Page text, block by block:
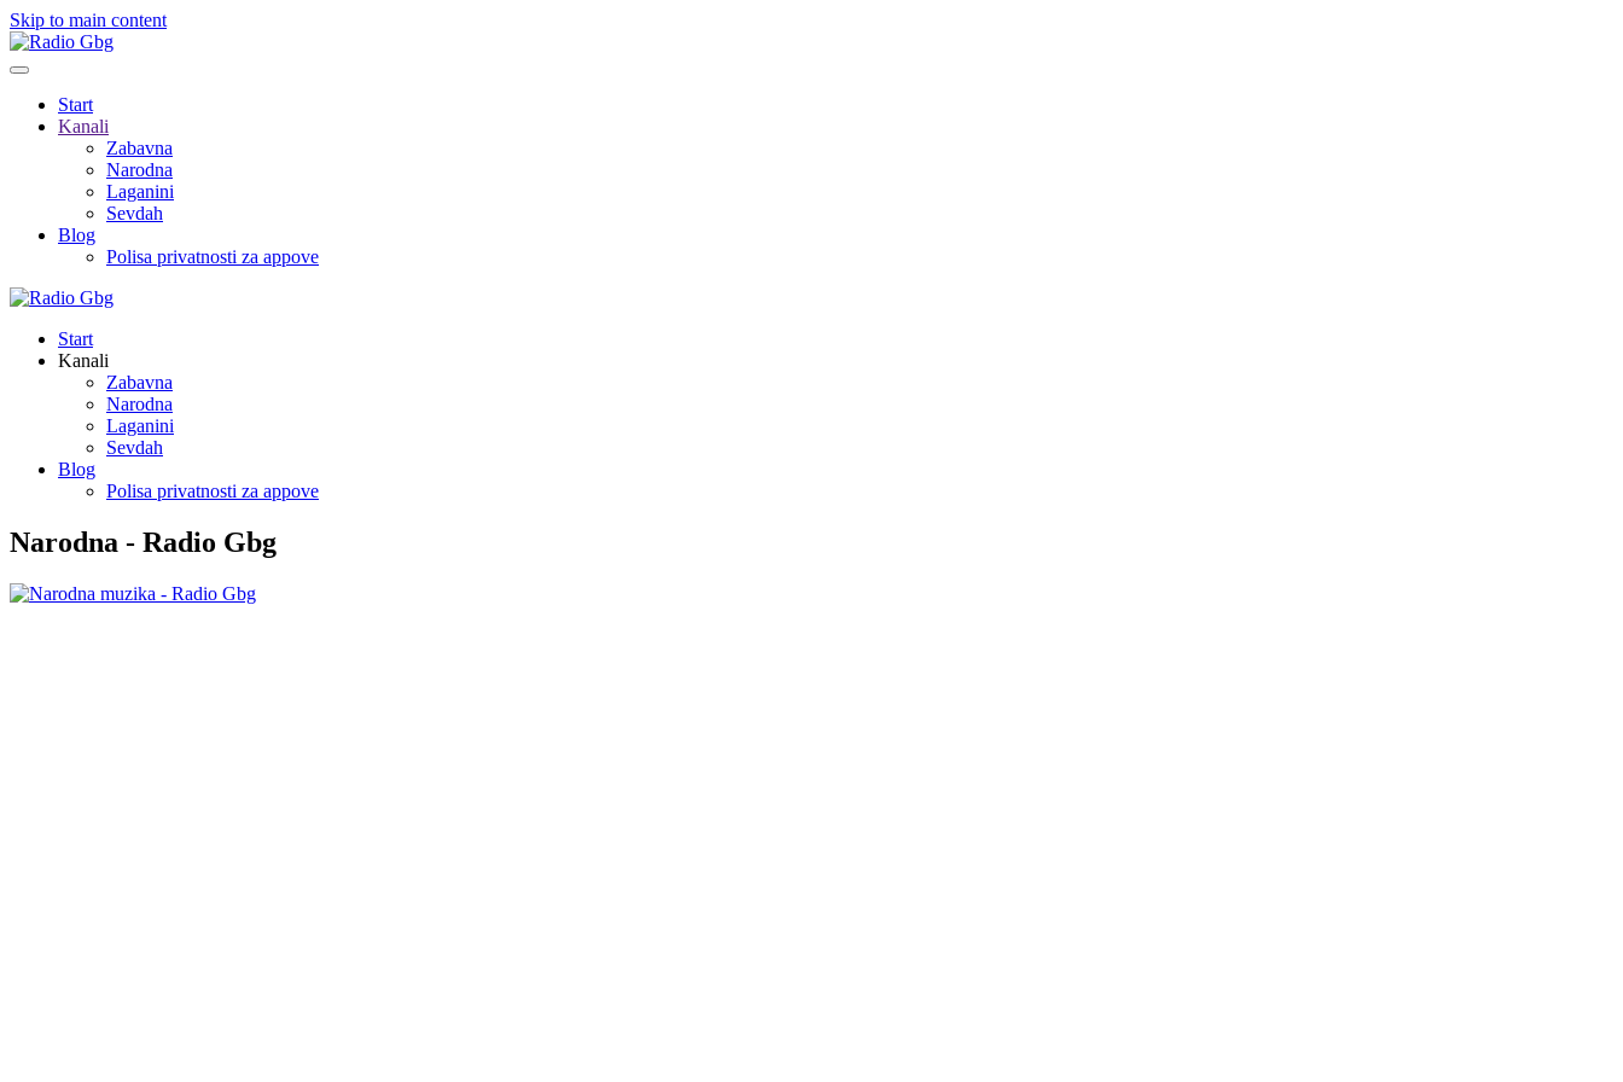
Skip to main content
Start
Kanali
Zabavna
Narodna
Laganini
Sevdah
Blog
Polisa privatnosti za appove
Start
Kanali
Zabavna
Narodna
Laganini
Sevdah
Blog
Polisa privatnosti za appove
Narodna - Radio Gbg